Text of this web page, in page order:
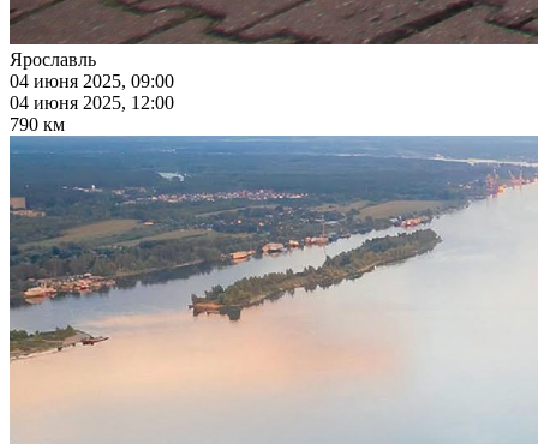
Ярославль
04 июня 2025, 09:00
04 июня 2025, 12:00
790 км